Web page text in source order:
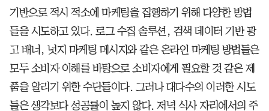
기반으로 적시 적소에 마케팅을 집행하기 위해 다양한 방법
들을 시도하고 있다. 로그 수집 솔루션, 검색 데이터 기반 광
고 배너, 넛지 마케팅 메시지와 같은 온라인 마케팅 방법들은
모두 소비자 이해를 바탕으로 소비자에게 필요할 것 같은 제
품을 알리기 위한 수단들이다. 그러나 대다수의 이러한 시도
들은 생각보다 성공률이 높지 않다. 저녁 식사 자리에서의 주